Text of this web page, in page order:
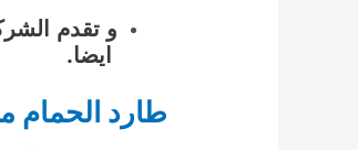
و تقدم
ايضا.
طارد الحمام